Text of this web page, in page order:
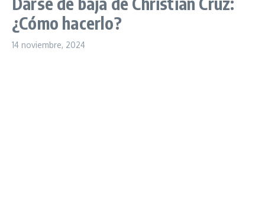
¿Cómo hacerlo?
14 noviembre, 2024